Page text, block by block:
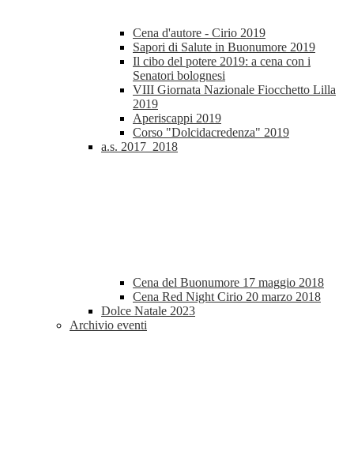
Cena d'autore - Cirio 2019
Sapori di Salute in Buonumore 2019
Il cibo del potere 2019: a cena con i
Senatori bolognesi
VIII Giornata Nazionale Fiocchetto Lilla
2019
Aperiscappi 2019
Corso "Dolcidacredenza" 2019
a.s. 2017_2018
Cena del Buonumore 17 maggio 2018
Cena Red Night Cirio 20 marzo 2018
Dolce Natale 2023
Archivio eventi